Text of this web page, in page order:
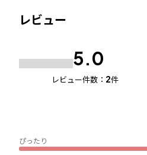
レビュー
5.0
レビュー件数： 2件
ぴったり